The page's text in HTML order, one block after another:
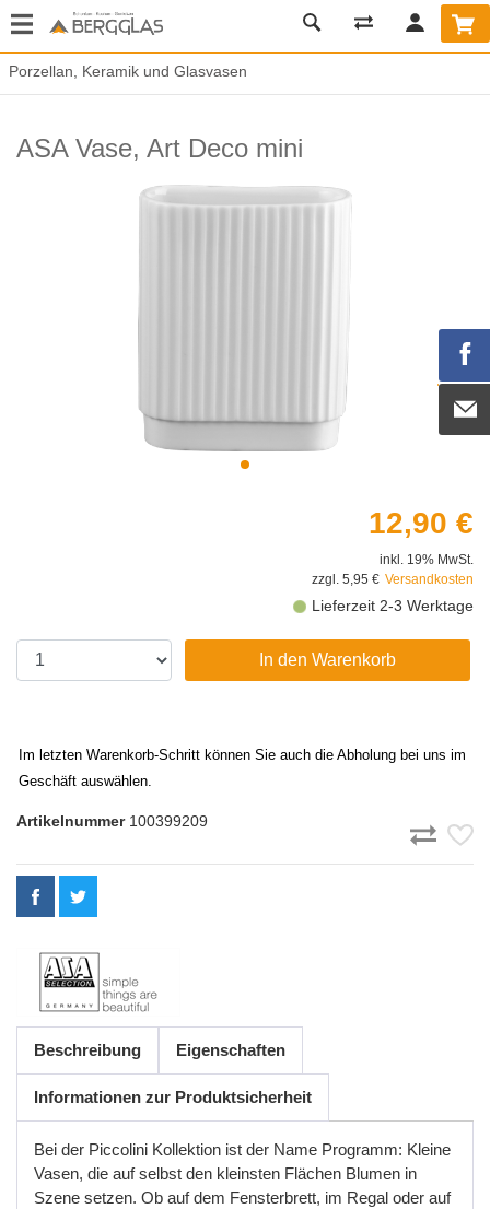
Porzellan, Keramik und Glasvasen
ASA Vase, Art Deco mini
12,90 €
inkl. 19% MwSt.
zzgl. 5,95 € Versandkosten
Lieferzeit 2-3 Werktage
In den Warenkorb
Im letzten Warenkorb-Schritt können Sie auch die Abholung bei uns im
Geschäft auswählen.
Artikelnummer100399209
Beschreibung Eigenschaften
Informationen zur Produktsicherheit
Bei der Piccolini Kollektion ist der Name Programm: Kleine
Vasen, die auf selbst den kleinsten Flächen Blumen in
Szene setzen. Ob auf dem Fensterbrett, im Regal oder auf